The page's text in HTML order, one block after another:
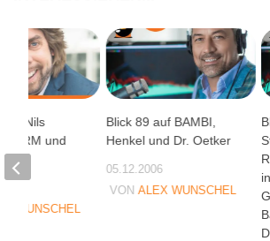
Blick 89 auf BAMBI,
Henkel und Dr. Oetker
05.12.2006
VON ALEX WUNSCHEL
mit Nils
CRM und
WUNSCHEL